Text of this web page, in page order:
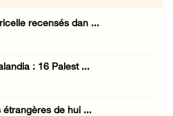
recensés dan ...
: 16 Palest ...
étrangères de hui ...